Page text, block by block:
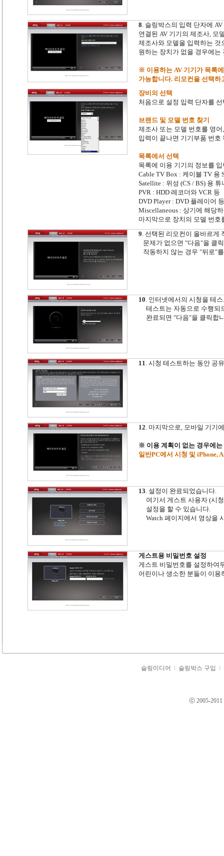
8. 슬링박스의 입력 단자에
연결된 AV 기기의 제조사, 모
제조사와 모델을 입력하는 것
원하는 장치가 없을 경우에는
※ 이용하는 AV 기기가 목록
가능합니다. 리모컨을 선택
장비의 선택
처음으로 설정 입력 단자를
브랜드 및 모델 번호 찾기
제조사 또는 모델 번호를 영
입력이 끝나면 기기부품 번
목록에서 선택
목록에 이용 기기의 정보를
Cable TV Box : 케이블 TV 용
Satellite : 위성 (CS / BS) 용 튜
PVR : HDD 레코더와 VCR 등
DVD Player : DVD 플레이어
Miscellaneous : 상기에 해당
마지막으로 장치의 모델 번호
9. 선택된 리모컨이 올바르게
문제가 없으면 "다음"을 클
작동하지 않는 경우 "뒤로"
10. 인터넷에서의 시청을 테
테스트는 자동으로 수행되
완료되면 "다음"을 클릭합
11. 시청 테스트하는 동안 공
12. 마지막으로, 모바일 기기
※ 이용 계획이 없는 경우에
일반PC에서 시청 및 iPhone,
13. 설정이 완료되었습니다.
여기서 게스트 사용자 (시
설정을 할 수 있습니다.
Watch 페이지에서 영상을
게스트용 비밀번호 설정
게스트 비밀번호를 설정하여
어린이나 생소한 분들이 이용
슬링미디어 슬링박스 구입
ⓒ 2005-2011